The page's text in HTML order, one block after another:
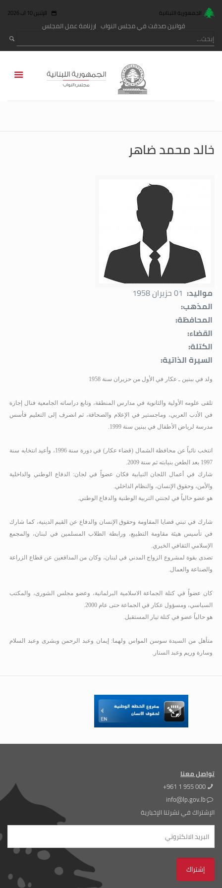
الجمهورية اللبنانية الإثنين 10 آب 2026
قوانين صدقت في مجلس النواب رزنامة عمل المجلس
خالد محمد ضاهر
مواليد: 01 حزيران 1958
المذهب:
المحافظة:
القضاء:
الكتلة:
السيرة الذاتية:
ولد في ببنين ـ عكار في الأول من حزيران سنة 1958
تلقى علومه الأولية والثانوية في مدارس المنطقة، وتابع دراساته الجامعية فنال إجازة
في الأدب العربي، وماجستير في الإعلام والصحافة، ثم انصرف إلى التعليم فأسس
مدرسة لرياض الأطفال في ببنين سنة 1999
.
انتخب نائباً عن محافظة الشمال (قضاء عكار) في دورة سنة 1996، وأعيد انتخابه سنة
1997 بعد الطعن بنيابته ثم سنة 2009.
شارك في أعمال اللجان النيابية فكان عضواً في لجان: الدفاع الوطني والداخلية
والأمن، وحقوق الإنسان، والنظام الداخلي.
هو عضو حالياً في لجنتي التربية الوطنية والدفاع الوطني.
شارك في تبني قضايا المقاومة وحقوق الإنسان والدفاع عن القيم الدينية، كما شارك
في تأسيس هيئة مقاومة التطبيع، ورابطة الطلاب المسلمين في لبنان، والمجمع
الإسلامي الثقافي الخيري.
تصدى بقوة لمشروع الزواج المدني في لبنان، وكان من المدافعين عن قطاع الزراعة
والصناعة والعمال.
كان عضواً في كتلة الجماعة الاسلامية البرلمانية، وعضو مجلس الشورى، والمكتب
السياسي، ومسؤول عكار في الجماعة حتى عام 2000
.
هو حالياً عضو في كتلة تيار المستقبل.
متأهل من السيدة سوسن المواس ولهما: إيمان وعبد الرحمن وبشرى وعبد السلام
وسارة وريم وعبد الستار.
تواصل معنا
+961 1 955 000
info@lp.gov.lb
الإشتراك في نشرتنا الإخبارية